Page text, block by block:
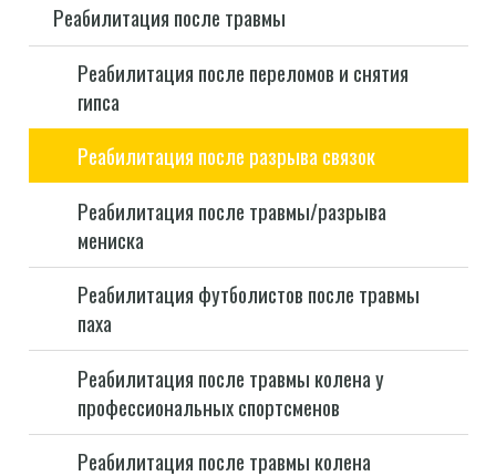
Реабилитация после травмы
Реабилитация после переломов и снятия
гипса
Реабилитация после разрыва связок
Реабилитация после травмы/разрыва
мениска
Реабилитация футболистов после травмы
паха
Реабилитация после травмы колена у
профессиональных спортсменов
Реабилитация после травмы колена